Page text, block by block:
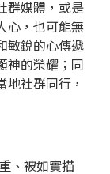
群媒體，或是
心，也可能無
敏銳的心傳遞
神的榮耀；同
地社群同行，
、被如實描